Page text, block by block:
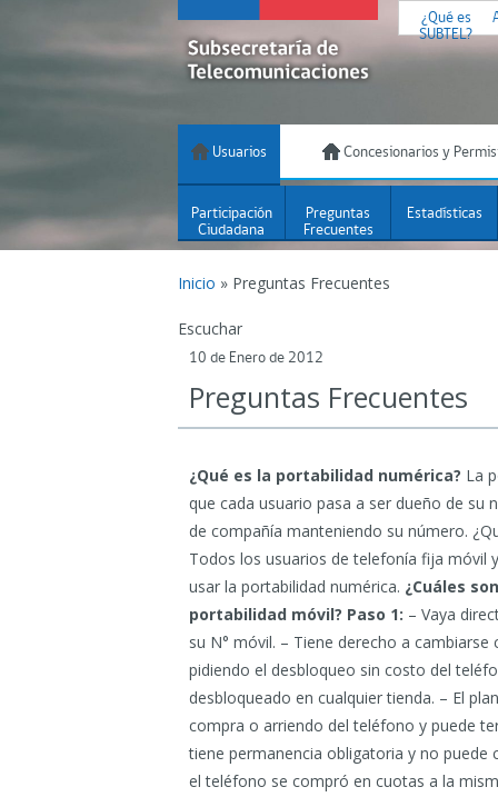
¿Qué es
SUBTEL?
Usuarios Concesionarios y
Participación
Ciudadana
Preguntas
Frecuentes
Estadísticas
Inicio » Preguntas Frecuentes
Escuchar
10 de Enero de 2012
Preguntas Frecuentes
¿Qué es la portabilidad numérica? La
que cada usuario pasa a ser dueño de
de compañía manteniendo su número.
Todos los usuarios de telefonía fija móvil
usar la portabilidad numérica. ¿Cuáles
portabilidad móvil? Paso 1: – Vaya
su N° móvil. – Tiene derecho a
pidiendo el desbloqueo sin costo del
desbloqueado en cualquier tienda. – El
compra o arriendo del teléfono y puede
tiene permanencia obligatoria y no puede
el teléfono se compró en cuotas a la